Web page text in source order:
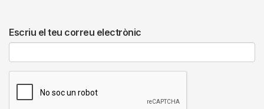
Escriu el teu correu electrònic